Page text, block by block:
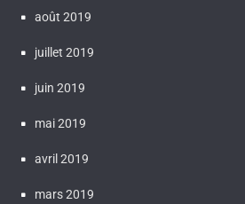
août 2019
juillet 2019
juin 2019
mai 2019
avril 2019
mars 2019